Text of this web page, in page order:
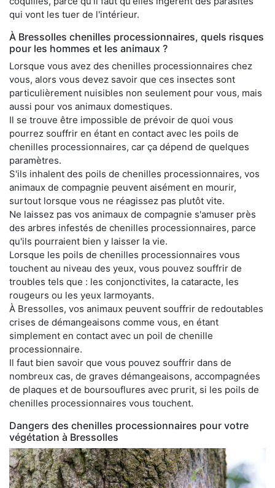
qui vont les tuer de l'intérieur.
À Bressolles chenilles processionnaires, quels risques
pour les hommes et les animaux ?
Lorsque vous avez des chenilles processionnaires chez
vous, alors vous devez savoir que ces insectes sont
particulièrement nuisibles non seulement pour vous, mais
aussi pour vos animaux domestiques.
Il se trouve être impossible de prévoir de quoi vous
pourrez souffrir en étant en contact avec les poils de
chenilles processionnaires, car ça dépend de quelques
paramètres.
S'ils inhalent des poils de chenilles processionnaires, vos
animaux de compagnie peuvent aisément en mourir,
surtout lorsque vous ne réagissez pas plutôt vite.
Ne laissez pas vos animaux de compagnie s'amuser près
des arbres infestés de chenilles processionnaires, parce
qu'ils pourraient bien y laisser la vie.
Lorsque les poils de chenilles processionnaires vous
touchent au niveau des yeux, vous pouvez souffrir de
troubles tels que : les conjonctivites, la cataracte, les
rougeurs ou les yeux larmoyants.
À Bressolles, vos animaux peuvent souffrir de redoutables
crises de démangeaisons comme vous, en étant
simplement en contact avec un poil de chenille
processionnaire.
Il faut bien savoir que vous pouvez souffrir dans de
nombreux cas, de graves démangeaisons, accompagnées
de plaques et de boursouflures avec prurit, si les poils de
chenilles processionnaires vous touchent.
Dangers des chenilles processionnaires pour votre
végétation à Bressolles